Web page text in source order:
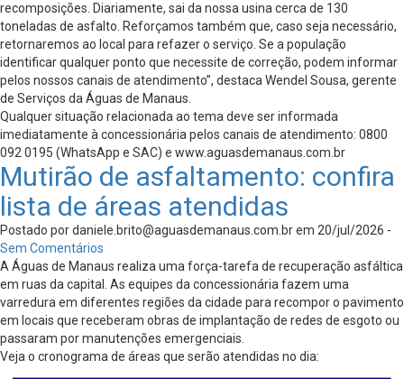
recomposições. Diariamente, sai da nossa usina cerca de 130
toneladas de asfalto. Reforçamos também que, caso seja necessário,
retornaremos ao local para refazer o serviço. Se a população
identificar qualquer ponto que necessite de correção, podem informar
pelos nossos canais de atendimento”, destaca Wendel Sousa, gerente
de Serviços da Águas de Manaus.
Qualquer situação relacionada ao tema deve ser informada
imediatamente à concessionária pelos canais de atendimento: 0800
092 0195 (WhatsApp e SAC) e www.aguasdemanaus.com.br
Mutirão de asfaltamento: confira
lista de áreas atendidas
Postado pordaniele.brito@aguasdemanaus.com.brem 20/jul/2026 -
Sem Comentários
A Águas de Manaus realiza uma força-tarefa de recuperação asfáltica
em ruas da capital. As equipes da concessionária fazem uma
varredura em diferentes regiões da cidade para recompor o pavimento
em locais que receberam obras de implantação de redes de esgoto ou
passaram por manutenções emergenciais.
Veja o cronograma de áreas que serão atendidas no dia: